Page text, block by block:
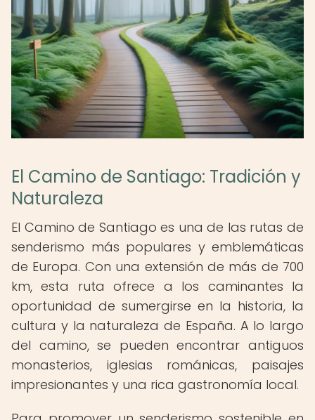
El Camino de Santiago: Tradición y
Naturaleza
El Camino de Santiago es una de las rutas de
senderismo más populares y emblemáticas
de Europa. Con una extensión de más de 700
km, esta ruta ofrece a los caminantes la
oportunidad de sumergirse en la historia, la
cultura y la naturaleza de España. A lo largo
del camino, se pueden encontrar antiguos
monasterios, iglesias románicas, paisajes
impresionantes y una rica gastronomía local.